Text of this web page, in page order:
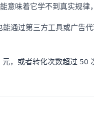
意味着它学不到真实规律
通过第三方工具或广告
，或者转化次数超过 50